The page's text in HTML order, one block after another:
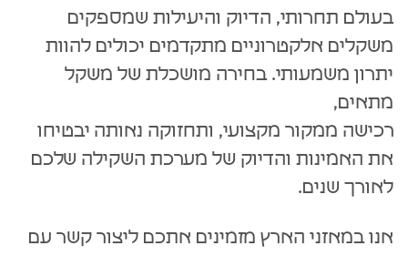
בעולם תחרותי, הדיוק והיעילות שמספקים
משקלים אלקטרוניים מתקדמים יכולים להוות
יתרון משמעותי. בחירה מושכלת של משקל
מתאים,
רכישה ממקור מקצועי, ותחזוקה נאותה יבטיחו
את האמינות והדיוק של מערכת השקילה שלכם
לאורך שנים.
אנו במאזני הארץ מזמינים אתכם ליצור קשר עם